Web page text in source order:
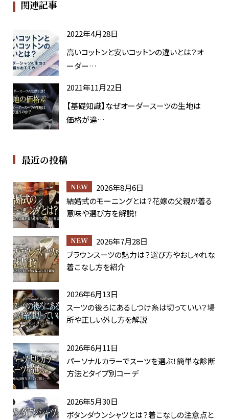
関連記事
2022年4月28日
高いコットンと安いコットンの違いとは？オ
ーダー…
2021年11月22日
【基礎知識】なぜオーダースーツの生地は
価格が違…
最近の投稿
2026年8月6日
結婚式のモーニングとは？花嫁の父親が着る
意味や選び方を解説！
2026年7月28日
ブラウンスーツの魅力は？選び方やおしゃれな
着こなし方を紹介
2026年6月13日
スーツの後ろにあるしつけ糸は切っていい？場
所や正しい外し方を解説
2026年6月11日
パーソナルカラーでスーツを選ぶ！簡単な診断
方法とタイプ別コーデ
2026年5月30日
ボタンダウンシャツとは？着こなしの注意点と